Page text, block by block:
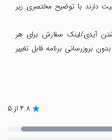
دارند با توضیح مختصری زیر
آیدی/لینک سفارش برای هر
بروزرسانی برنامه قابل تغییر
۴.۸ از ۵